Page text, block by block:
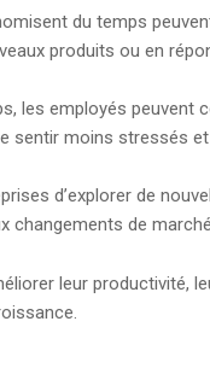
du temps
produits ou en
les employés peuvent
sentir moins stressés
d’explorer de
changements de
leur productivité,